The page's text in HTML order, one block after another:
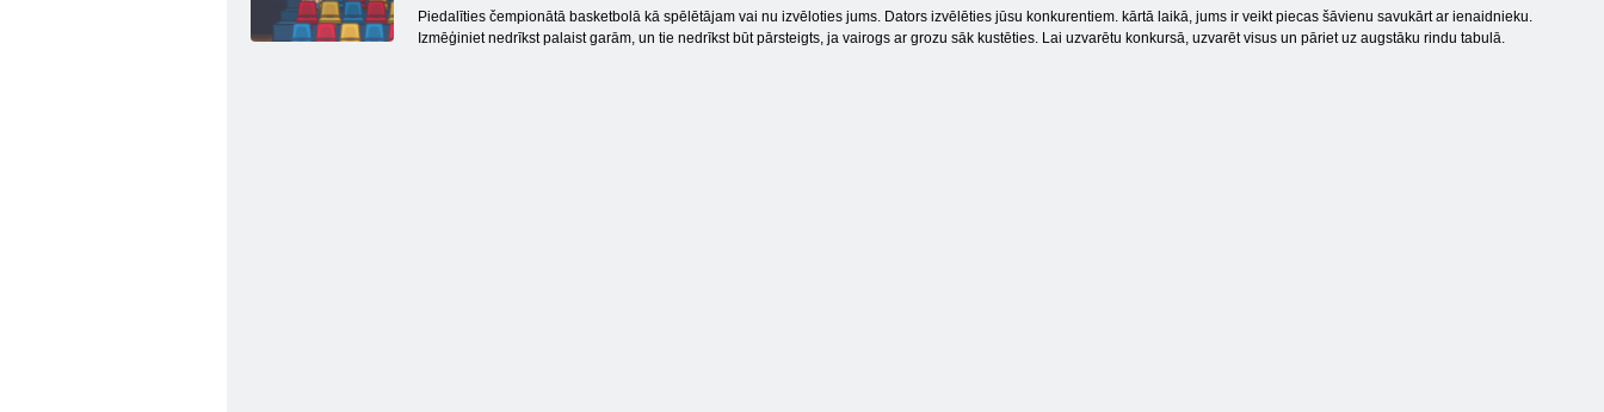
Piedalīties čempionātā basketbolā kā spēlētājam vai nu izvēloties jums. Dators izvēlēties jūsu konkurentiem. kārtā laikā, jums ir veikt piecas šāvienu savukārt ar ienaidnieku.
Izmēģiniet nedrīkst palaist garām, un tie nedrīkst būt pārsteigts, ja vairogs ar grozu sāk kustēties. Lai uzvarētu konkursā, uzvarēt visus un pāriet uz augstāku rindu tabulā.